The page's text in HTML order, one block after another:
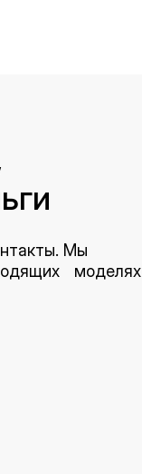
Мы
моделях